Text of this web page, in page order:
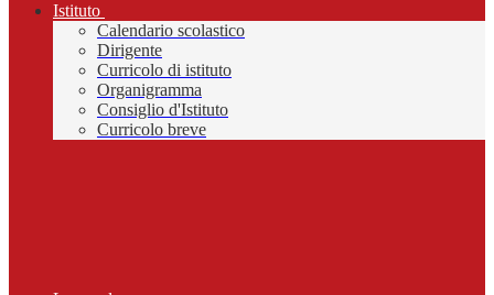
Istituto
Calendario scolastico
Dirigente
Curricolo di istituto
Organigramma
Consiglio d'Istituto
Curricolo breve